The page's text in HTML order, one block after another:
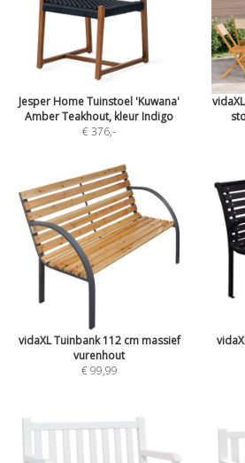
Jesper Home Tuinstoel 'Kuwana'
Amber Teakhout, kleur Indigo
€ 376,-
vidaXL Tuinbank 112 cm massief
vurenhout
€ 99,99